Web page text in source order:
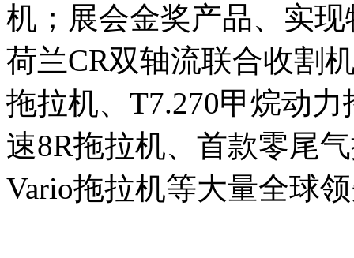
机；展会金奖产品、实
荷兰CR双轴流联合收割
拖拉机、T7.270甲烷动
速8R拖拉机、首款零尾
Vario拖拉机等大量全球